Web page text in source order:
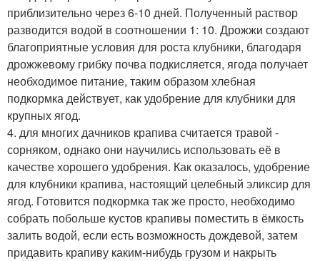
приблизительно через 6-10 дней. Полученный раствор
разводится водой в соотношении 1: 10. Дрожжи создают
благоприятные условия для роста клубники, благодаря
дрожжевому грибку почва подкисляется, ягода получает
необходимое питание, таким образом хлебная
подкормка действует, как удобрение для клубники для
крупных ягод.
4. для многих дачников крапива считается травой -
сорняком, однако они научились использовать её в
качестве хорошего удобрения. Как оказалось, удобрение
для клубники крапива, настоящий целебный эликсир для
ягод. Готовится подкормка так же просто, необходимо
собрать побольше кустов крапивы поместить в ёмкость
залить водой, если есть возможность дождевой, затем
придавить крапиву каким-нибудь грузом и накрыть